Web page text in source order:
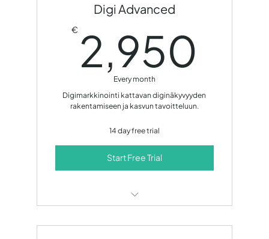
Sosiaalisen median hallinta
Sähköpostimarkkinointi
Kuukausittainen tuloskehitysraportti
Kuukausittainen tavoitekeskustelu
Digi Advanced
€ 2,950
Every month
Digimarkkinointi kattavan diginäkyvyyden
rakentamiseen ja kasvun tavoitteluun.
14 day free trial
Start Free Trial